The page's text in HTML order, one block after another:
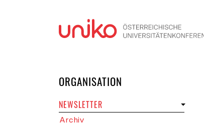
ORGANISATION
NEWSLETTER
Archiv